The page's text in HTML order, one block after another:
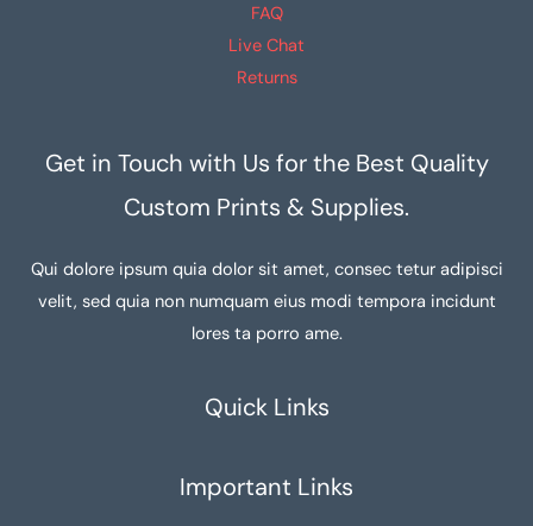
FAQ
Live Chat
Returns
Get in Touch with Us for the Best Quality
Custom Prints & Supplies.
Qui dolore ipsum quia dolor sit amet, consec tetur adipisci
velit, sed quia non numquam eius modi tempora incidunt
lores ta porro ame.
Quick Links
Important Links